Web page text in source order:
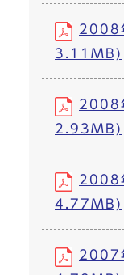
2008
3.11MB)
2008
2.93MB)
2008
4.77MB)
2007